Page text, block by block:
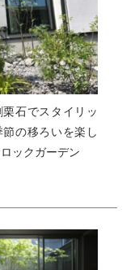
栗石でスタイリッ
の移ろいを楽し
ックガーデン